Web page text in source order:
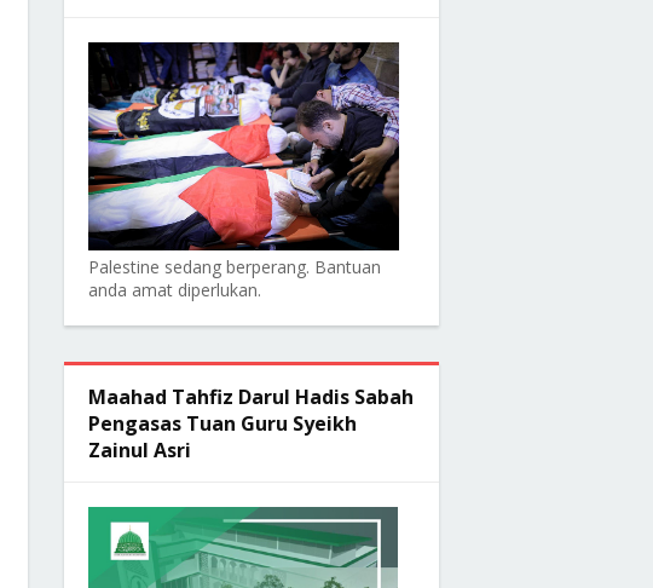
Palestine sedang berperang. Bantuan
anda amat diperlukan.
Maahad Tahfiz Darul Hadis Sabah
Pengasas Tuan Guru Syeikh
Zainul Asri